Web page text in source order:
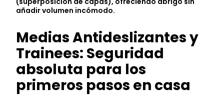
añadir volumen incómodo.
Medias Antideslizantes y
Trainees: Seguridad
absoluta para los
primeros pasos en casa